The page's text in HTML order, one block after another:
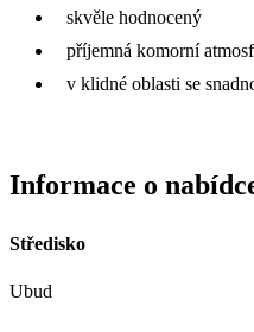
skvěle hodnocený
příjemná komorní
v klidné oblasti se
Informace o
Středisko
Ubud